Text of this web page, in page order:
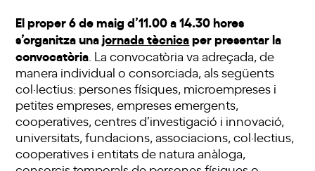
El proper 6 de maig d’11.00 a 14.30 hores
s’organitza unajornada tècnicaper presentar la
convocatòria . La convocatòria va adreçada, de
manera individual o consorciada, als següents
col·lectius: persones físiques, microempreses i
petites empreses, empreses emergents,
cooperatives, centres d’investigació i innovació,
universitats, fundacions, associacions, col·lectius,
cooperatives i entitats de natura anàloga,